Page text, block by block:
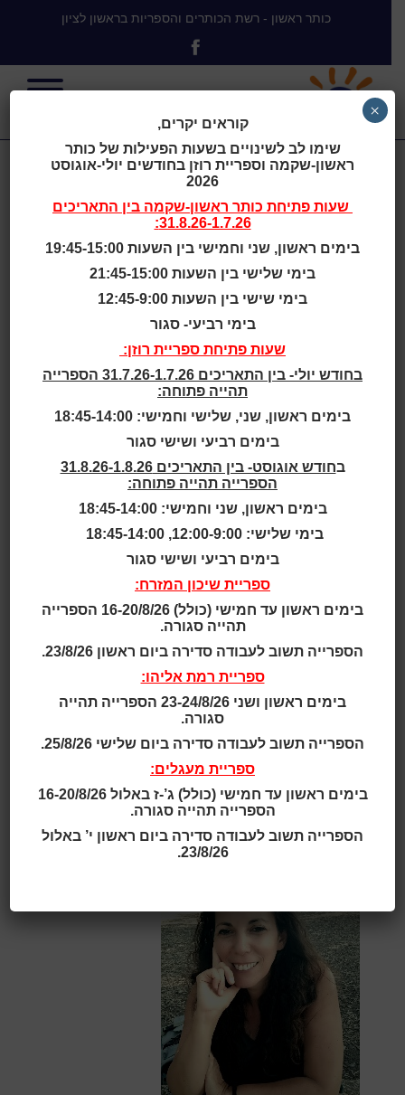
כותר ראשון - רשת הכותרים והספריות בראשון לציון
מוזס, ליעד
מוזס ליעד
תאריך לידה:17.7.1975
ספרות יפה, שירה
אומנית רב-תחומית העוסקת בציור וכתיבה. אם יחידנית
לילדה מתוקה מדבש, בת שבע. בעלת תואר ראשון
בפסיכולוגיה ועובדת כמתאמת קהילה בעמותת "אנוש"
בעשר השנים האחרונות, וכמאמנת שיקומית לצעירים אחרי
משבר ראשון. בשנת 2012 פרסמה את ספרה הראשון
"מרחקים ארוכים".
בשנים 2012 ו-2015 השתתפה בשתי תערוכות ציור
משולבות במודיעין ובראשון לציון.
בשנת 2020 פרסמה באופן עצמאי ספרון הנקרא "צידה
לדרך". כותבת ומציירת מאז שעמדה על דעתה. מפרסמת
מילים וקווים בעמוד הפייסבוק שלה LiadMoses.
מרחקים ארוכים. ספר שירה. בהוצאת גוונים, 2012
צידה לדרך - ספרון אימרות מעצימות, מעוררות מחשבה
קישורים:
פרסים:
תמונה:
קוראים יקרים,
שימו לב לשינויים בשעות הפעילות של כותר
ראשון-שקמה וספריית רוזן בחודשים יולי-אוגוסט
2026
שעות פתיחת כותר ראשון-שקמה בין התאריכים
31.8.26-1.7.26:
בימים ראשון, שני וחמישי בין השעות 19:45-15:00
בימי שלישי בין השעות 21:45-15:00
בימי שישי בין השעות 12:45-9:00
בימי רביעי- סגור
שעות פתיחת ספריית רוזן:
בחודש יולי- בין התאריכים 31.7.26-1.7.26 הספרייה
תהייה פתוחה:
בימים ראשון, שני, שלישי וחמישי: 18:45-14:00
בימים רביעי ושישי סגור
ב
חודש אוגוסט- בין התאריכים 31.8.26-1.8.26
הספרייה תהייה פתוחה:
בימים ראשון, שני וחמישי: 18:45-14:00
בימי שלישי: 12:00-9:00, 18:45-14:00
בימים רביעי ושישי סגור
ספריית שיכון המזרח:
בימים ראשון עד חמישי (כולל) 16-20/8/26 הספרייה
תהייה סגורה.
הספרייה תשוב לעבודה סדירה ביום ראשון 23/8/26.
ספריית רמת אליהו:
בימים ראשון ושני 23-24/8/26 הספרייה תהייה
סגורה.
הספרייה תשוב לעבודה סדירה ביום שלישי 25/8/26.
ספריית מעגלים:
בימים ראשון עד חמישי (כולל) ג’-ז באלול 16-20/8/26
הספרייה תהייה סגורה.
הספרייה תשוב לעבודה סדירה ביום ראשון י’ באלול
23/8/26.
×